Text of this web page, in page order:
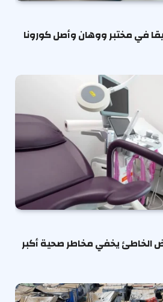
في مختبر ووهان وأصل كورونا
يخفي مخاطر صحية أكبر